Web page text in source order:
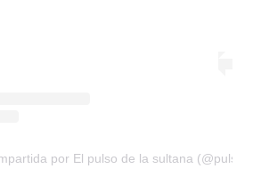
por El pulso de la sultana